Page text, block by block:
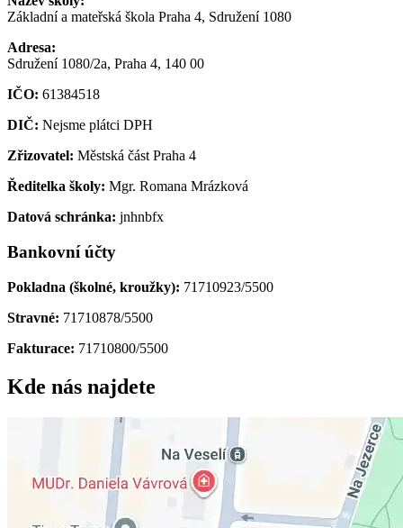
Základní a mateřská škola Praha 4, Sdružení 1080
Adresa:
Sdružení 1080/2a, Praha 4, 140 00
IČO: 61384518
DIČ: Nejsme plátci DPH
Zřizovatel: Městská část Praha 4
Ředitelka školy: Mgr. Romana Mrázková
Datová schránka: jnhnbfx
Bankovní účty
Pokladna (školné, kroužky): 71710923/5500
Stravné: 71710878/5500
Fakturace: 71710800/5500
Kde nás najdete